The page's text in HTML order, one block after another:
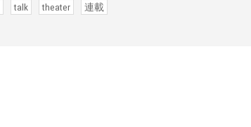
talk theater 連載